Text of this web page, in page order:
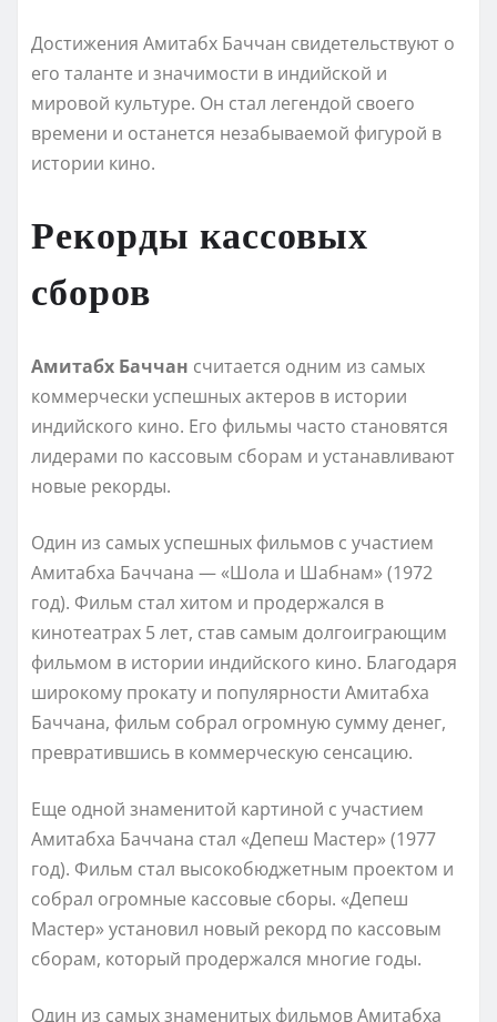
Достижения Амитабх Баччан свидетельствуют о
его таланте и значимости в индийской и
мировой культуре. Он стал легендой своего
времени и останется незабываемой фигурой в
истории кино.
Рекорды кассовых
сборов
Амитабх Баччан считается одним из самых
коммерчески успешных актеров в истории
индийского кино. Его фильмы часто становятся
лидерами по кассовым сборам и устанавливают
новые рекорды.
Один из самых успешных фильмов с участием
Амитабха Баччана — «Шола и Шабнам» (1972
год). Фильм стал хитом и продержался в
кинотеатрах 5 лет, став самым долгоиграющим
фильмом в истории индийского кино. Благодаря
широкому прокату и популярности Амитабха
Баччана, фильм собрал огромную сумму денег,
превратившись в коммерческую сенсацию.
Еще одной знаменитой картиной с участием
Амитабха Баччана стал «Депеш Мастер» (1977
год). Фильм стал высокобюджетным проектом и
собрал огромные кассовые сборы. «Депеш
Мастер» установил новый рекорд по кассовым
сборам, который продержался многие годы.
Один из самых знаменитых фильмов Амитабха